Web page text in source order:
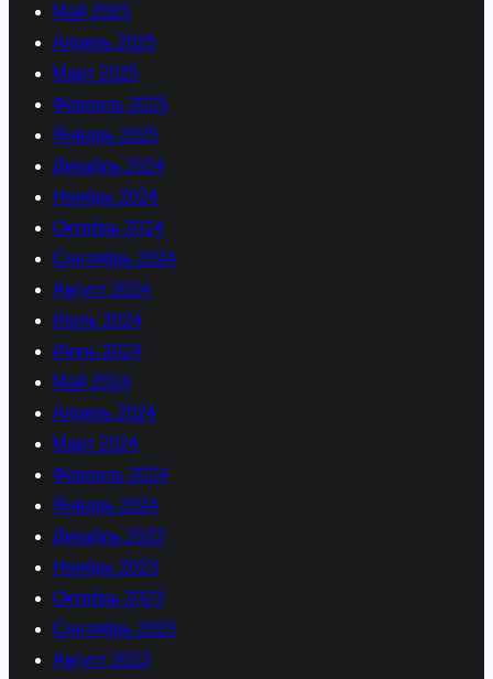
Май 2025
Апрель 2025
Март 2025
Февраль 2025
Январь 2025
Декабрь 2024
Ноябрь 2024
Октябрь 2024
Сентябрь 2024
Август 2024
Июль 2024
Июнь 2024
Май 2024
Апрель 2024
Март 2024
Февраль 2024
Январь 2024
Декабрь 2023
Ноябрь 2023
Октябрь 2023
Сентябрь 2023
Август 2023